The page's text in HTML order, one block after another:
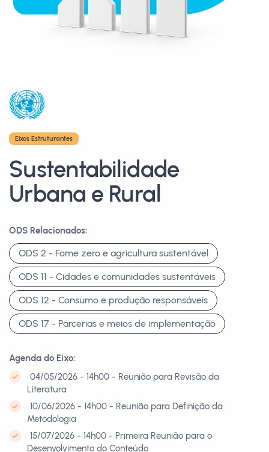
Eixos Estruturantes
Sustentabilidade
Urbana e Rural
ODS Relacionados:
ODS 2 - Fome zero e agricultura sustentável
ODS 11 - Cidades e comunidades sustentáveis
ODS 12 - Consumo e produção responsáveis
ODS 17 - Parcerias e meios de implementação
Agenda do Eixo:
04/05/2026 - 14h00 - Reunião para Revisão da
Literatura
10/06/2026 - 14h00 - Reunião para Definição da
Metodologia
15/07/2026 - 14h00 - Primeira Reunião para o
Desenvolvimento do Conteúdo